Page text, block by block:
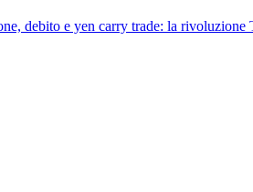
debito e yen carry trade: la rivoluzione